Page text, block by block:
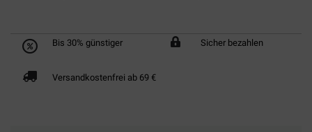
Bis 30% günstiger Sicher bezahlen
Versandkostenfrei ab 69 €